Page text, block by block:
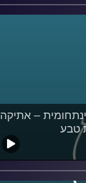
– אתיקה
טבע